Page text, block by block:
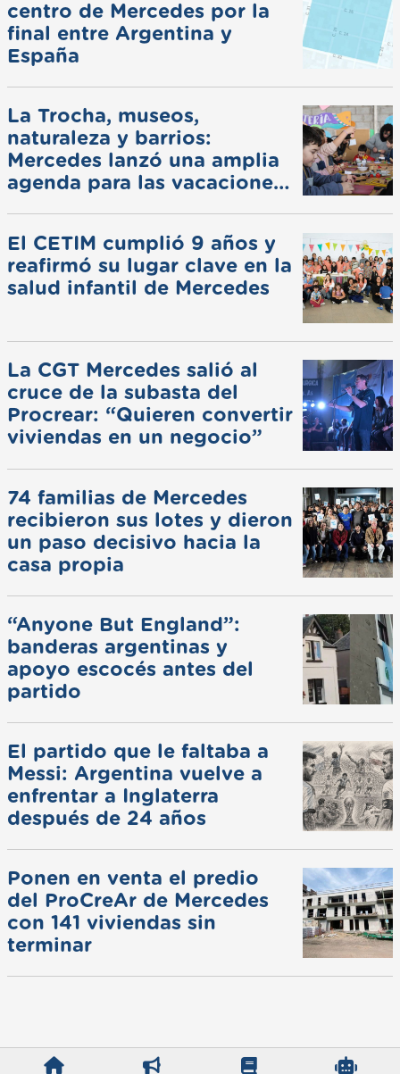
centro de Mercedes por la
final entre Argentina y
España
La Trocha, museos,
naturaleza y barrios:
Mercedes lanzó una amplia
agenda para las vacaciones
El CETIM cumplió 9 años y
reafirmó su lugar clave en la
salud infantil de Mercedes
La CGT Mercedes salió al
cruce de la subasta del
Procrear: “Quieren convertir
viviendas en un negocio”
74 familias de Mercedes
recibieron sus lotes y dieron
un paso decisivo hacia la
casa propia
“Anyone But England”:
banderas argentinas y
apoyo escocés antes del
partido
El partido que le faltaba a
Messi: Argentina vuelve a
enfrentar a Inglaterra
después de 24 años
Ponen en venta el predio
del ProCreAr de Mercedes
con 141 viviendas sin
terminar